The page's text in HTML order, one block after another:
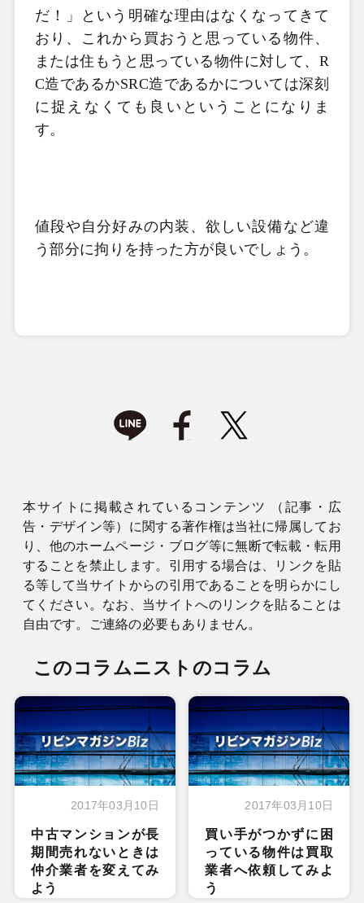
だ！」という明確な理由はなくなってきて
おり、これから買おうと思っている物件、
または住もうと思っている物件に対して、R
C造であるかSRC造であるかについては深刻
に捉えなくても良いということになりま
す。
値段や自分好みの内装、欲しい設備など違
う部分に拘りを持った方が良いでしょう。
本サイトに掲載されているコンテンツ （記事・広
告・デザイン等）に関する著作権は当社に帰属してお
り、他のホームページ・ブログ等に無断で転載・転用
することを禁止します。引用する場合は、リンクを貼
る等して当サイトからの引用であることを明らかにし
てください。なお、当サイトへのリンクを貼ることは
自由です。ご連絡の必要もありません。
このコラムニストのコラム
2017年03月10日
中古マンションが長
期間売れないときは
仲介業者を変えてみ
よう
2017年03月10日
買い手がつかずに困
っている物件は買取
業者へ依頼してみよ
う